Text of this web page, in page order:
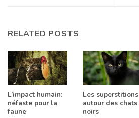
RELATED POSTS
L’impact humain:
néfaste pour la
faune
Les superstitions
autour des chats
noirs